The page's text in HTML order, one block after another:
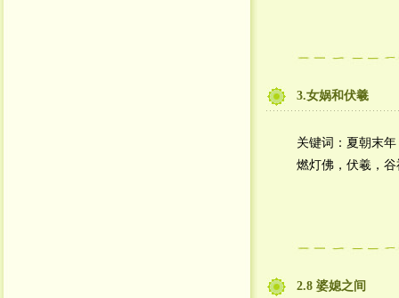
3.女娲和伏羲
关键词：夏朝末
燃灯佛，伏羲，
2.8 婆媳之间